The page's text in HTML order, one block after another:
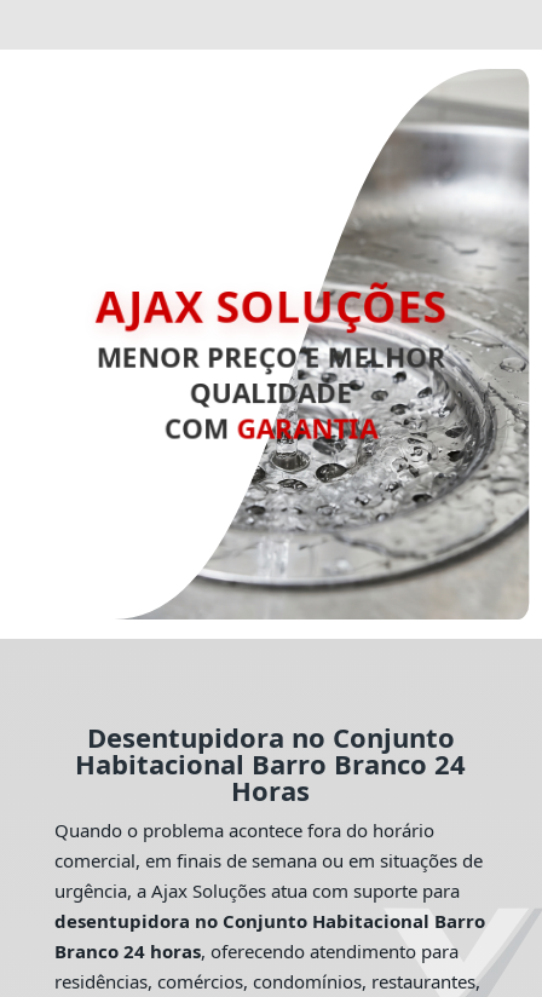
AJAX SOLUÇÕES
MENOR PREÇO E MELHOR
QUALIDADE
COM GARANTIA
Desentupidora no Conjunto
Habitacional Barro Branco 24
Horas
Quando o problema acontece fora do horário
comercial, em finais de semana ou em situações de
urgência, a Ajax Soluções atua com suporte para
desentupidora no Conjunto Habitacional Barro
Branco 24 horas, oferecendo atendimento para
residências, comércios, condomínios, restaurantes,